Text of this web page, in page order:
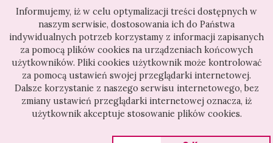
Informujemy, iż w celu optymalizacji treści dostępnych w
naszym serwisie, dostosowania ich do Państwa
indywidualnych potrzeb korzystamy z informacji zapisanych
za pomocą plików cookies na urządzeniach końcowych
użytkowników. Pliki cookies użytkownik może kontrolować
za pomocą ustawień swojej przeglądarki internetowej.
Dalsze korzystanie z naszego serwisu internetowego, bez
zmiany ustawień przeglądarki internetowej oznacza, iż
użytkownik akceptuje stosowanie plików cookies.
kontakt@againstgravity.pl